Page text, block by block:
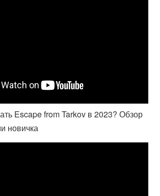
Escape from Tarkov в 2023? Обзор
новичка